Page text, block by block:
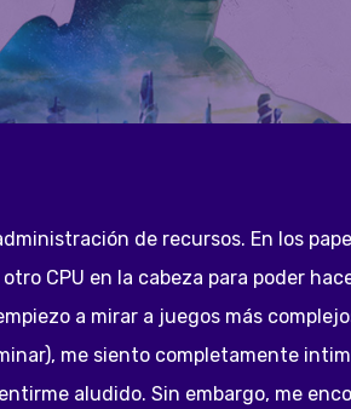
de recursos. En los
CPU en la cabeza para poder
a mirar a juegos más
me siento completamente
aludido. Sin embargo, me